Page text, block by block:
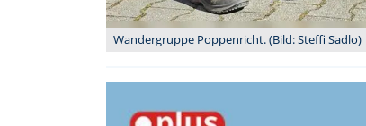
Wandergruppe Poppenricht. (Bild: Steffi Sadlo)